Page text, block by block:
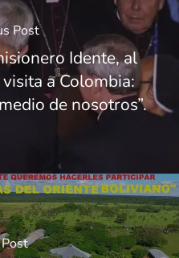
Post
Idente, al
a Colombia:
de nosotros”.